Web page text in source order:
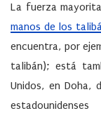
La fuerza
manos de los
encuentra, por
talibán); está
Unidos, en Doha,